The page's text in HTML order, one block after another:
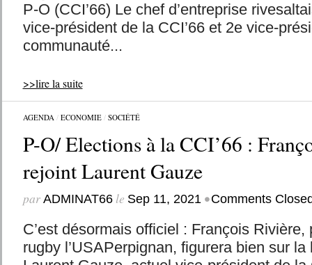
P-O (CCI’66) Le chef d’entreprise
vice-président de la CCI’66 et 2e vice-
communauté...
>>lire la suite
AGENDA/ ECONOMIE/ SOCIÉTÉ
P-O/ Elections à la CCI’66 :
rejoint Laurent Gauze
par ADMINAT66le Sep 11, 2021 •Comments
C’est désormais officiel : François
rugby l’USAPerpignan, figurera bien sur